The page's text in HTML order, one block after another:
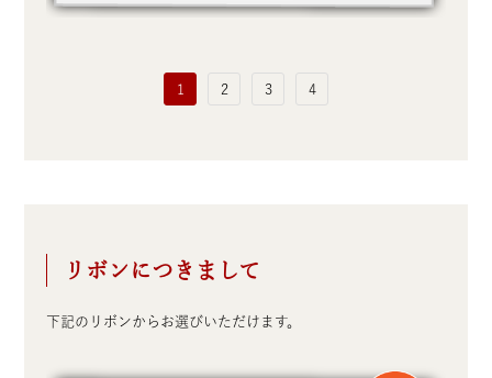
1 2 3 4
リボンにつきまして
下記のリボンからお選びいただけます。